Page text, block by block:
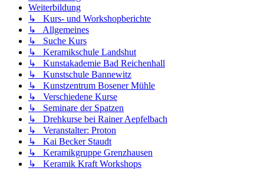
Weiterbildung
↳ Kurs- und Workshopberichte
↳ Allgemeines
↳ Suche Kurs
↳ Keramikschule Landshut
↳ Kunstakademie Bad Reichenhall
↳ Kunstschule Bannewitz
↳ Kunstzentrum Bosener Mühle
↳ Verschiedene Kurse
↳ Seminare der Spatzen
↳ Drehkurse bei Rainer Aepfelbach
↳ Veranstalter: Proton
↳ Kai Becker Staudt
↳ Keramikgruppe Grenzhausen
↳ Keramik Kraft Workshops